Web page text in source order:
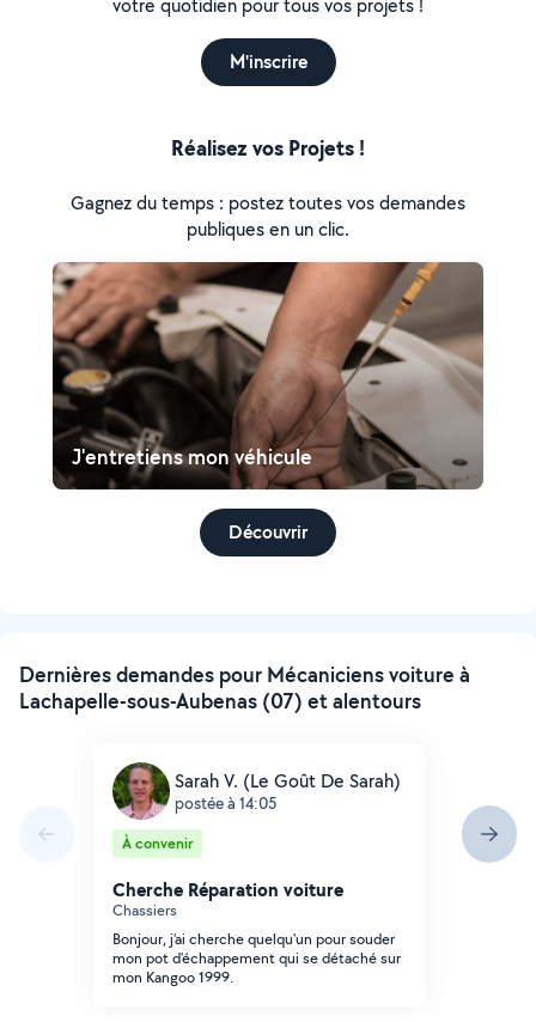
votre quotidien pour tous vos projets !
M'inscrire
Réalisez vos Projets !
Gagnez du temps : postez toutes vos demandes
publiques en un clic.
J'entretiens mon véhicule
Découvrir
Dernières demandes pour Mécaniciens voiture à
Lachapelle-sous-Aubenas (07) et alentours
Sarah V. (Le Goût De Sarah)
postée à 14:05
À convenir
Cherche Réparation voiture
Chassiers
Bonjour, j'ai cherche quelqu'un pour souder
mon pot d'échappement qui se détaché sur
mon Kangoo 1999.